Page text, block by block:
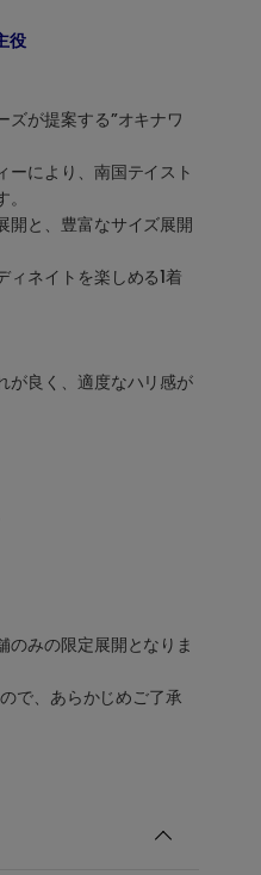
役
が提案する”オキナワ
により、南国テイスト
開と、豊富なサイズ展開
ネイトを楽しめる1着
が良く、適度なハリ感が
みの限定展開となりま
で、あらかじめご了承